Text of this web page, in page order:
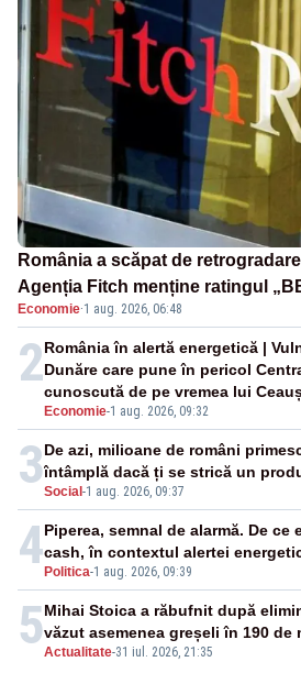
România a scăpat de
Agenția Fitch menține ratingul
negativă
Economie·1 aug. 2026, 06:48
2
Economie-1 aug. 2026, 09:32
România în alertă energetică |
Dunăre care pune în pericol
cunoscută de pe vremea lui
3Social-1 aug. 2026, 09:37
De azi, milioane de români
întâmplă dacă ți se strică un
4Politica-1 aug. 2026, 09:39
Piperea, semnal de alarmă. De ce
cash, în contextul alertei
5Actualitate-31 iul. 2026, 21:35
Mihai Stoica a răbufnit după
văzut asemenea greșeli în 190 de